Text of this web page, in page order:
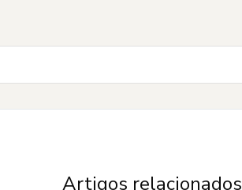
Artigos relacionados